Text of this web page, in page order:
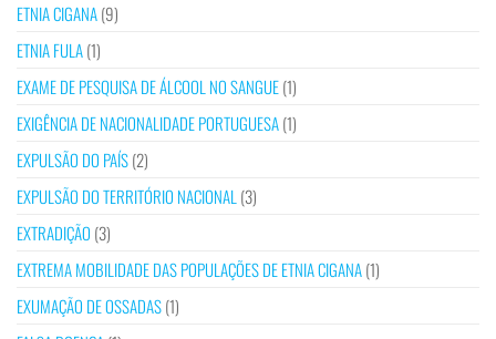
ETNIA CIGANA(9)
ETNIA FULA(1)
EXAME DE PESQUISA DE ÁLCOOL NO SANGUE(1)
EXIGÊNCIA DE NACIONALIDADE PORTUGUESA(1)
EXPULSÃO DO PAÍS(2)
EXPULSÃO DO TERRITÓRIO NACIONAL (3)
EXTRADIÇÃO (3)
EXTREMA MOBILIDADE DAS POPULAÇÕES DE ETNIA CIGANA(1)
EXUMAÇÃO DE OSSADAS(1)